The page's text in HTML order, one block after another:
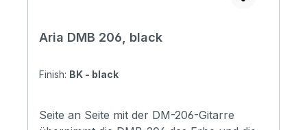
Aria DMB 206, black
Finish: BK - black
Seite an Seite mit der DM-206-Gitarre